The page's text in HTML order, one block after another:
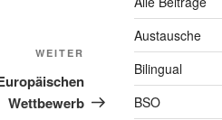
Nächster
Beitrag
WEITER
Wettbewerb
Austausche
Bilingual
BSO